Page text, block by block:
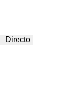
Directo